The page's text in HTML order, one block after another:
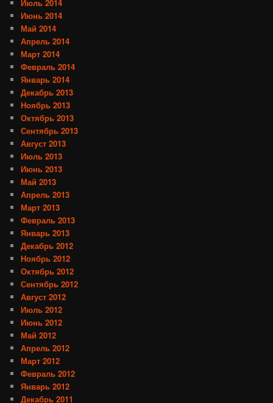
Июль 2014
Июнь 2014
Май 2014
Апрель 2014
Март 2014
Февраль 2014
Январь 2014
Декабрь 2013
Ноябрь 2013
Октябрь 2013
Сентябрь 2013
Август 2013
Июль 2013
Июнь 2013
Май 2013
Апрель 2013
Март 2013
Февраль 2013
Январь 2013
Декабрь 2012
Ноябрь 2012
Октябрь 2012
Сентябрь 2012
Август 2012
Июль 2012
Июнь 2012
Май 2012
Апрель 2012
Март 2012
Февраль 2012
Январь 2012
Декабрь 2011